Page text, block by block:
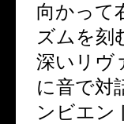
向かって
ズムを刻
深いリヴ
に音で対
ンビエン